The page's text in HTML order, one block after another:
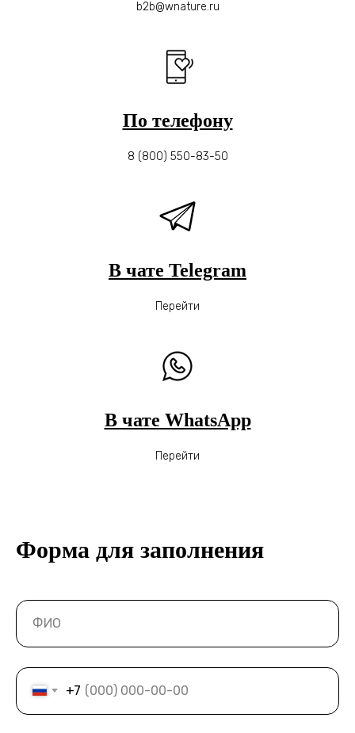
b2b@wnature.ru
По телефону
8 (800) 550-83-50
В чате Telegram
Перейти
В чате WhatsApp
Перейти
Форма для заполнения
+7